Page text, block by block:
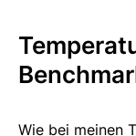
Wie bei meinen